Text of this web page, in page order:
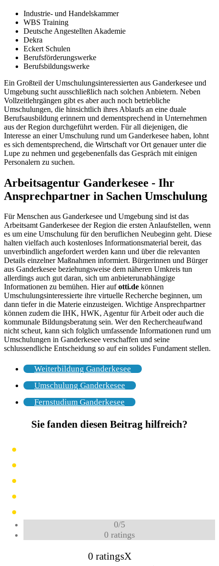
Industrie- und Handelskammer
WBS Training
Deutsche Angestellten Akademie
Dekra
Eckert Schulen
Berufsförderungswerke
Berufsbildungswerke
Ein Großteil der Umschulungsinteressierten aus Ganderkesee und
Umgebung sucht ausschließlich nach solchen Anbietern. Neben
Vollzeitlehrgängen gibt es aber auch noch betriebliche
Umschulungen, die hinsichtlich ihres Ablaufs an eine duale
Berufsausbildung erinnern und dementsprechend in Unternehmen
aus der Region durchgeführt werden. Für all diejenigen, die
Interesse an einer Umschulung rund um Ganderkesee haben, lohnt
es sich dementsprechend, die Wirtschaft vor Ort genauer unter die
Lupe zu nehmen und gegebenenfalls das Gespräch mit einigen
Personalern zu suchen.
Arbeitsagentur Ganderkesee - Ihr
Ansprechpartner in Sachen Umschulung
Für Menschen aus Ganderkesee und Umgebung sind ist das
Arbeitsamt Ganderkesee der Region die ersten Anlaufstellen, wenn
es um eine Umschulung für den beruflichen Neubeginn geht. Diese
halten vielfach auch kostenloses Informationsmaterial bereit, das
unverbindlich angefordert werden kann und über die relevanten
Details einzelner Maßnahmen informiert. Bürgerinnen und Bürger
aus Ganderkesee beziehungsweise dem näheren Umkreis tun
allerdings auch gut daran, sich um anbieterunabhängige
Informationen zu bemühen. Hier aufotti.de können
Umschulungsinteressierte ihre virtuelle Recherche beginnen, um
dann tiefer in die Materie einzusteigen. Wichtige Ansprechpartner
können zudem die IHK, HWK, Agentur für Arbeit oder auch die
kommunale Bildungsberatung sein. Wer den Rechercheaufwand
nicht scheut, kann sich folglich umfassende Informationen rund um
Umschulungen in Ganderkesee verschaffen und seine
schlussendliche Entscheidung so auf ein solides Fundament stellen.
Weiterbildung Ganderkesee
Umschulung Ganderkesee
Fernstudium Ganderkesee
Sie fanden diesen Beitrag hilfreich?
0/5
0ratings
0 ratingsX